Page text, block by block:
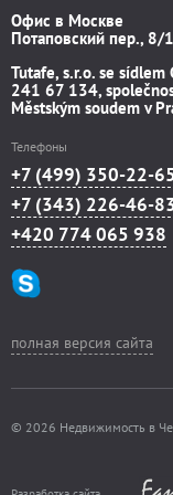
Офис в Москве
Потаповский пер.,
Tutafe, s.r.o. se
241 67 134,
Městským soudem v
Телефоны
+7 (499) 350-22-
+7 (343) 226-46-
+420 774 065 938
полная версия сайта
© 2026 Недвижимость в